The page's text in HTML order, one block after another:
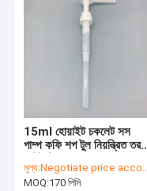
15ml হোয়াইট চকলেট সস
পাম্প কফি শপ টুল নিয়ন্ত্রিত তরল
মূল্য:Negotiate price according to order quantity
MOQ:170 পিসি